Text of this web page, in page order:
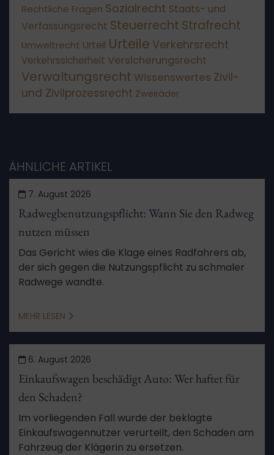
Rechtliche Fragen Sozialrecht Staats- und
Verfassungsrecht Steuerrecht Strafrecht
Umweltrecht Urteil Urteile Verkehrsrecht
Verkehrssicherheit Versicherungsrecht
Verwaltungsrecht Wissenswertes Zivil-
und Zivilprozessrecht Zweiräder
ÄHNLICHE ARTIKEL
7. August 2026
Radwegbenutzungspflicht: Wann Sie den Radweg
nutzen müssen
Das Gericht wies die Klage eines Radfahrers ab,
der sich gegen die Nutzungspflicht zu schmaler
Radwege wandte.
MEHR LESEN
6. August 2026
Einkaufswagen beschädigt Auto: Wer haftet für
den Schaden?
Im vorliegenden Fall wurde der beklagte
Einkaufswagennutzer verurteilt, den Schaden am
Fahrzeug der Klägerin zu ersetzen.